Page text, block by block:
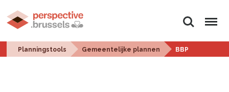
Zoeken Menu
Planningstools Gemeentelijke plannen BBP